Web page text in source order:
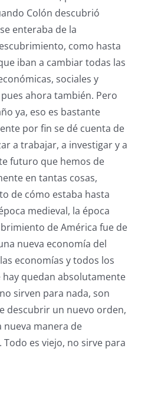
Colón descubrió
enteraba de la
como hasta
iban a cambiar todas las
sociales y
ahora también. Pero
ya, eso es bastante
por fin se dé cuenta de
a trabajar, a investigar y a
futuro que hemos de
en tantas cosas,
de cómo estaba hasta
medieval, la época
de América fue de
nueva economía del
economías y todos los
quedan absolutamente
sirven para nada, son
descubrir un nuevo orden,
nueva manera de
es viejo, no sirve para